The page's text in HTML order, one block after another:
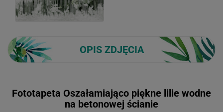
OPIS ZDJĘCIA
Fototapeta Oszałamiająco piękne lilie wodne
na betonowej ścianie